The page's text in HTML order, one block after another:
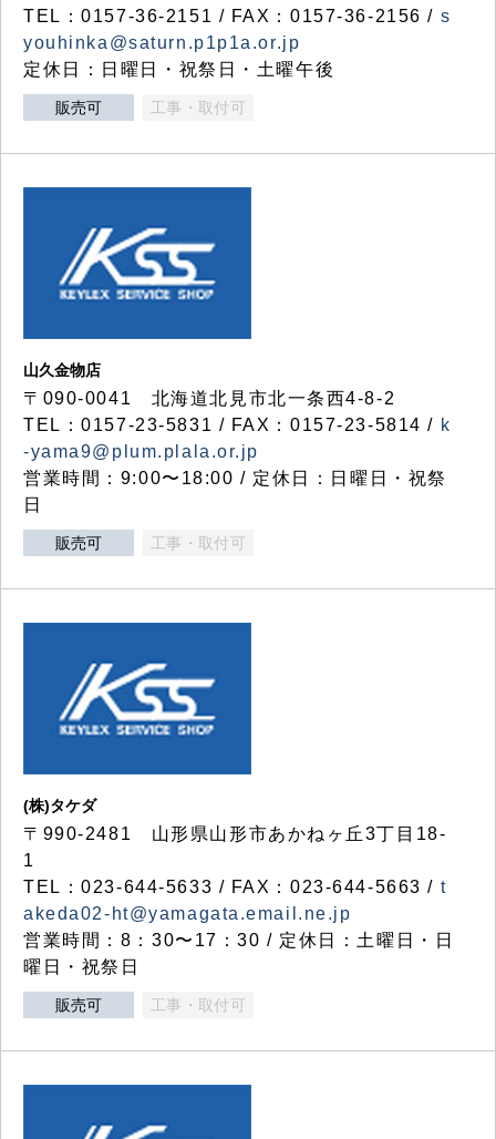
TEL：0157-36-2151 / FAX：0157-36-2156 / s
youhinka@saturn.p1p1a.or.jp
定休日：日曜日・祝祭日・土曜午後
販売可 工事・取付可
山久金物店
〒090-0041 北海道北見市北一条西4-8-2
TEL：0157-23-5831 / FAX：0157-23-5814 / k
-yama9@plum.plala.or.jp
営業時間：9:00〜18:00 / 定休日：日曜日・祝祭
日
販売可 工事・取付可
(株)タケダ
〒990-2481 山形県山形市あかねヶ丘3丁目18-
1
TEL：023-644-5633 / FAX：023-644-5663 / t
akeda02-ht@yamagata.email.ne.jp
営業時間：8：30〜17：30 / 定休日：土曜日・日
曜日・祝祭日
販売可 工事・取付可